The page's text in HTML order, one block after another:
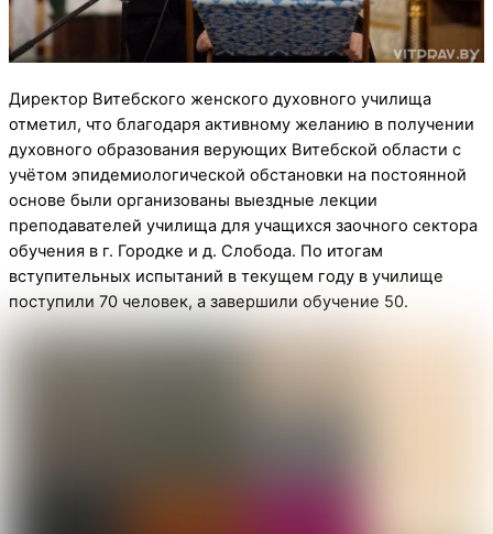
Директор Витебского женского духовного училища
отметил, что благодаря активному желанию в получении
духовного образования верующих Витебской области с
учётом эпидемиологической обстановки на постоянной
основе были организованы выездные лекции
преподавателей училища для учащихся заочного сектора
обучения в г. Городке и д. Слобода. По итогам
вступительных испытаний в текущем году в училище
поступили 70 человек, а завершили обучение 50.